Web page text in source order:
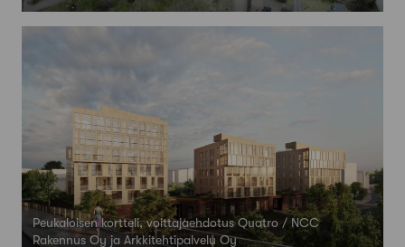
Peukaloisen kortteli, voittajaehdotus Quatro / NCC
Rakennus Oy ja Arkkitehtipalvelu Oy